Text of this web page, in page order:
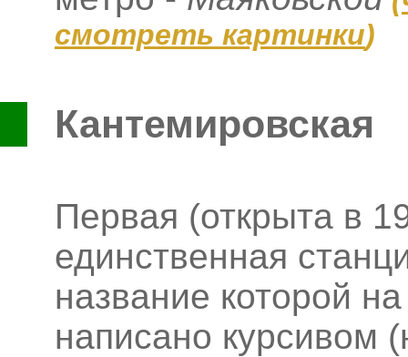
смотреть картинки)
Кантемировская
Первая (открыта в
единственная
название которой
написано курсивом